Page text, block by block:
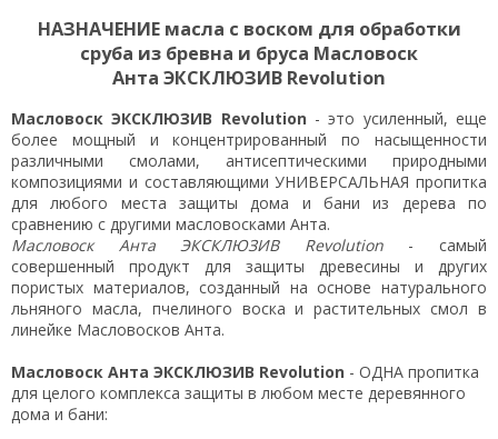
НАЗНАЧЕНИЕ масла с воском для обработки
сруба из бревна и бруса Масловоск
Анта ЭКСКЛЮЗИВ Revolution
МасловоскЭКСКЛЮЗИВ Revolution -это усиленный, еще
более мощный и концентрированный по насыщенности
различными смолами, антисептическими природными
композициями и составляющими УНИВЕРСАЛЬНАЯ пропитка
для любого места защиты дома и бани из дерева по
сравнению с другими масловосками Анта.
Масловоск АнтаЭКСКЛЮЗИВ Revolution- самый
совершенный продукт для защиты древесины и других
пористых материалов, созданный на основе натурального
льняного масла, пчелиного воска и растительных смол в
линейке Масловосков Анта.
Масловоск Анта ЭКСКЛЮЗИВ Revolution - ОДНА пропитка
для целого комплекса защиты в любом месте деревянного
дома и бани: